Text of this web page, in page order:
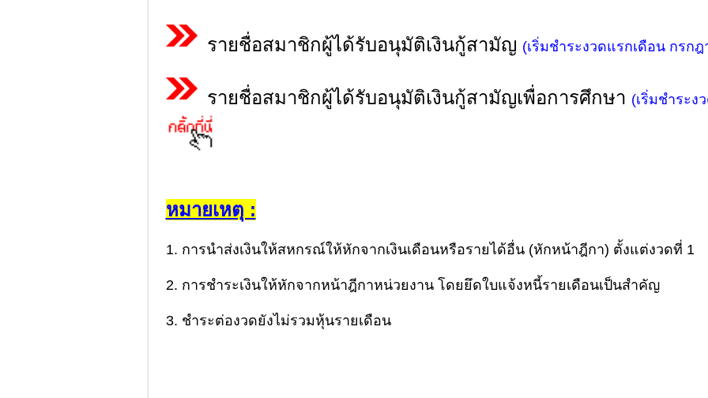
รายชื่อสมาชิกผู้ได้รับอนุมัติเงินกู้สามัญ (เริ่มชำระงวดแรกเดือน กรก
รายชื่อสมาชิกผู้ได้รับอนุมัติเงินกู้สามัญเพื่อการศึกษา (เริ่มชำระง
หมายเหตุ :
1. การนําส่งเงินให้สหกรณ์ให้หักจากเงินเดือนหรือรายได้อื่น (หักหน้าฎีกา) ตั้งแต่งวดที่ 1
2. การชําระเงินให้หักจากหน้าฎีกาหน่วยงาน โดยยึดใบแจ้งหนี้รายเดือนเป็นสำคัญ
3. ชําระต่องวดยังไม่รวมหุ้นรายเดือน